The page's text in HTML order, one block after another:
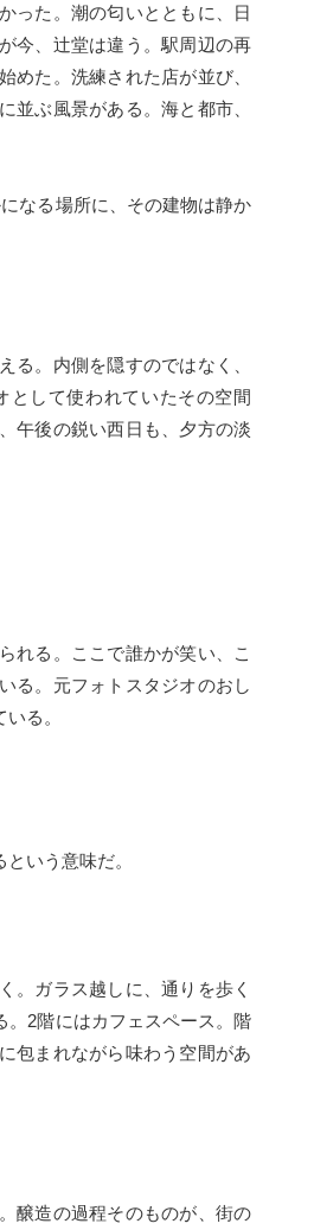
った。潮の匂いとともに、日
今、辻堂は違う。駅周辺の再
めた。洗練された店が並び、
並ぶ風景がある。海と都市、
なる場所に、その建物は静か
る。内側を隠すのではなく、
として使われていたその空間
午後の鋭い西日も、夕方の淡
れる。ここで誰かが笑い、こ
る。元フォトスタジオのおし
る。
いう意味だ。
。ガラス越しに、通りを歩く
。2階にはカフェスペース。階
包まれながら味わう空間があ
醸造の過程そのものが、街の
記事を読む
記事を読む